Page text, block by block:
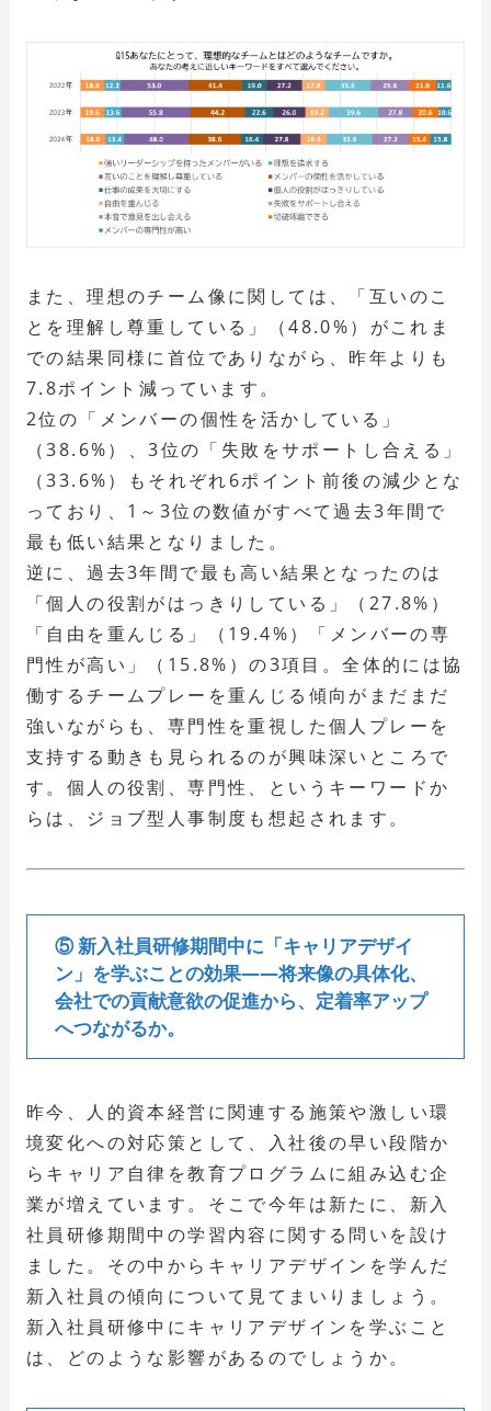
また、理想のチーム像に関しては、「互いのこ
とを理解し尊重している」（48.0%）がこれま
での結果同様に首位でありながら、昨年よりも
7.8ポイント減っています。
2位の「メンバーの個性を活かしている」
（38.6%）、3位の「失敗をサポートし合える」
（33.6%）もそれぞれ6ポイント前後の減少とな
っており、1～3位の数値がすべて過去3年間で
最も低い結果となりました。
逆に、過去3年間で最も高い結果となったのは
「個人の役割がはっきりしている」（27.8%）
「自由を重んじる」（19.4%）「メンバーの専
門性が高い」（15.8%）の3項目。全体的には協
働するチームプレーを重んじる傾向がまだまだ
強いながらも、専門性を重視した個人プレーを
支持する動きも見られるのが興味深いところで
す。個人の役割、専門性、というキーワードか
らは、ジョブ型人事制度も想起されます。
⑤ 新入社員研修期間中に「キャリアデザイ
ン」を学ぶことの効果――将来像の具体化、
会社での貢献意欲の促進から、定着率アップ
へつながるか。
昨今、人的資本経営に関連する施策や激しい環
境変化への対応策として、入社後の早い段階か
らキャリア自律を教育プログラムに組み込む企
業が増えています。そこで今年は新たに、新入
社員研修期間中の学習内容に関する問いを設け
ました。その中からキャリアデザインを学んだ
新入社員の傾向について見てまいりましょう。
新入社員研修中にキャリアデザインを学ぶこと
は、どのような影響があるのでしょうか。